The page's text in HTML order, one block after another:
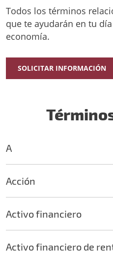
Todos los términos
que te ayudarán en tu
economía.
SOLICITAR INFORMACIÓN
A
Acción
Activo financiero
Activo financiero de